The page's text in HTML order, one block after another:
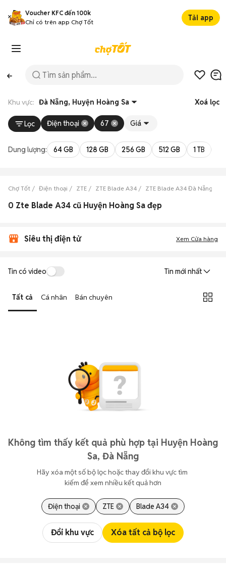
Voucher KFC đến 100k
Chỉ có trên app Chợ Tốt
Tải app
Khu vực: Đà Nẵng, Huyện Hoàng Sa Xoá lọc
Lọc Điện thoại 67 Giá
Dung lượng: 64 GB 128 GB 256 GB 512 GB 1 TB
Chợ Tốt Điện thoại ZTE ZTE Blade A34 ZTE Blade A34 Đà Nẵng
0 Zte Blade A34 cũ Huyện Hoàng Sa đẹp
Siêu thị điện tử Xem Cửa hàng
Tin có video Tin mới nhất
Tất cả Cá nhân Bán chuyên
Không tìm thấy kết quả phù hợp tại Huyện Hoàng
Sa, Đà Nẵng
Hãy xóa một số bộ lọc hoặc thay đổi khu vực tìm
kiếm để xem nhiều kết quả hơn
Điện thoại ZTE Blade A34
Đổi khu vực Xóa tất cả bộ lọc